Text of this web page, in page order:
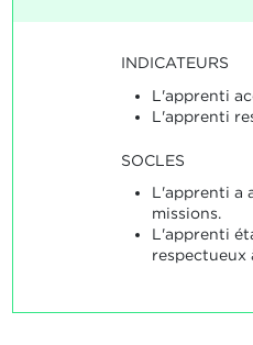
INDICATEURS
L'apprenti
L'apprenti
SOCLES
L'apprenti a
missions.
L'apprenti
respectueux